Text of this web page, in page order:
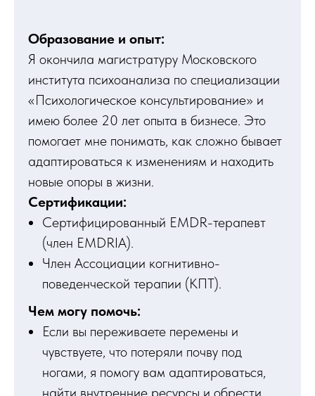
Образование и опыт:
Я окончила магистратуру Московского
института психоанализа по специализации
«Психологическое консультирование» и
имею более 20 лет опыта в бизнесе. Это
помогает мне понимать, как сложно бывает
адаптироваться к изменениям и находить
новые опоры в жизни.
Сертификации:
Сертифицированный EMDR-терапевт
(член EMDRIA).
Член Ассоциации когнитивно-
поведенческой терапии (КПТ).
Чем могу помочь:
Если вы переживаете перемены и
чувствуете, что потеряли почву под
ногами, я помогу вам адаптироваться,
найти внутренние ресурсы и обрести